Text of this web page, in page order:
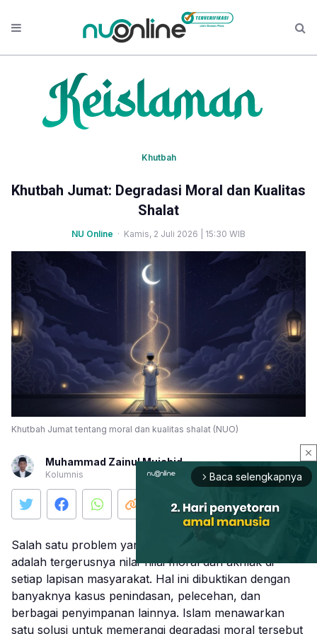
Khutbah
Khutbah Jumat: Degradasi Moral dan Kualitas
Shalat
NU Online · Kamis, 2 Juli 2026 | 15:30 WIB
Khutbah Jumat tentang moral dan kualitas shalat (NUO)
Muhammad Zainul Mujahid
Kolumnis
Salah satu problem yang ada di hadapan kita saat ini
adalah tergerusnya nilai-nilai moral dan akhlak di
setiap lapisan masyarakat. Hal ini dibuktikan dengan
banyaknya kasus penindasan, pelecehan, dan
berbagai penyimpanan lainnya. Islam menawarkan
satu solusi untuk memerangi degradasi moral tersebut
close
arrow_forward_ios Baca selengkapnya